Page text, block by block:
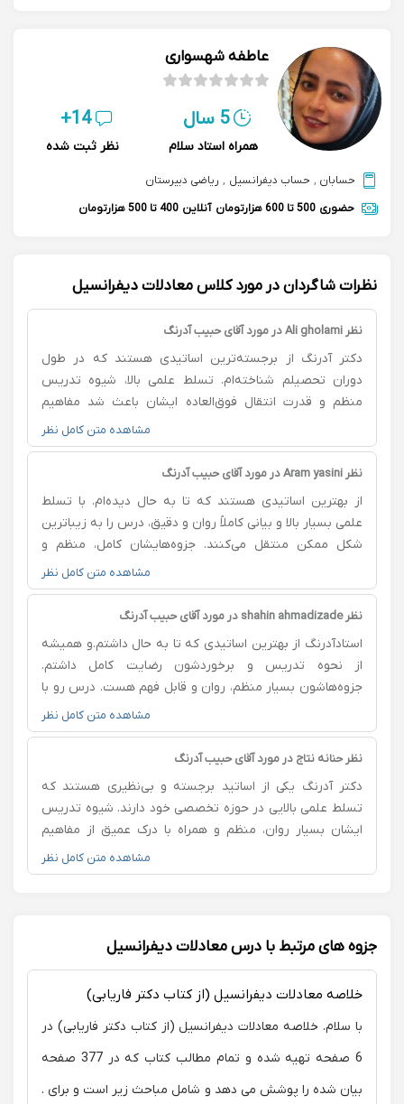
عاطفه شهسواری
5 سال
همراه استاد سلام
14+
نظر ثبت شده
حسابان , حساب دیفرانسیل , ریاضی دبیرستان
حضوری 500 تا 600 هزارتومان آنلاین 400 تا 500 هزارتومان
نظرات شاگردان در مورد کلاس معادلات دیفرانسیل
نظر Ali gholami در مورد آقای حبیب آدرنگ
دکتر آدرنگ از برجسته‌ترین اساتیدی هستند که در طول
دوران تحصیلم شناخته‌ام. تسلط علمی بالا، شیوه تدریس
منظم و قدرت انتقال فوق‌العاده ایشان باعث شد مفاهیم
درسی را به‌طور عمیق یاد بگیرم و بتوانم در آزمون کارشناسی
ارشد با رتبه بسیار خوبی قبول شوم. بیان روان، دقت در
جزئیات و پاسخ‌گویی صبورانه به سوالات دانشجویان، از
ایشان نسبت به دانشجویان باعث می‌شود کلاس‌هایشان هم
مفید و هم الهام‌بخش باشد. بدون شک، حضور در کلاس‌های
ایشان برای هر دانشجو فرصتی ارزشمند است.
مشاهده متن کامل نظر
نظر Aram yasini در مورد آقای حبیب آدرنگ
از بهترین اساتیدی هستند که تا به حال دیده‌ام. با تسلط
علمی بسیار بالا و بیانی کاملاً روان و دقیق، درس را به زیباترین
شکل ممکن منتقل می‌کنند. جزوه‌هایشان کامل، منظم و
پرمحتواست و هیچ نکته‌ای از قلم نمی‌افتد. ایشان همیشه با
آرامش و احترام به همه‌ی سوالات دانشجویان پاسخ می‌دهند
و حتی پیچیده‌ترین مفاهیم را ساده و قابل درک توضیح
کلاس‌هایشان لذت برده‌ام. به‌جرأت می‌توانم بگویم یکی از
استادان نمونه، بااخلاق و بسیار مسلط کشور هستند.
مشاهده متن کامل نظر
نظر shahin ahmadizade در مورد آقای حبیب آدرنگ
استادآدرنگ از بهترین اساتیدی که تا به حال داشتم.و همیشه
از نحوه تدریس و برخوردشون رضایت کامل داشتم.
جزوه‌هاشون بسیار منظم، روان و قابل فهم هست. درس رو با
بیانی ساده و دقیق منتقل می‌کنن و به همه سوال‌ها با
حوصله و دقت پاسخ می‌دن. اخلاق حرفه‌ای، صبر و تسلط
علمی بالای ایشون مثال‌زدنیه. بدون تردید به همه توصیه
مشاهده متن کامل نظر
نظر حنانه نتاج در مورد آقای حبیب آدرنگ
دکتر آدرنگ یکی از اساتید برجسته و بی‌نظیری هستند که
تسلط علمی بالایی در حوزه تخصصی خود دارند. شیوه تدریس
ایشان بسیار روان، منظم و همراه با درک عمیق از مفاهیم
است. مطالب پیچیده را با زبانی ساده و قابل فهم بیان می‌کنند
و با مثال‌های دقیق، یادگیری را برای دانشجویان جذاب و
دقت، و روحیه‌ی علمی والای ایشان بهره‌مند شده‌ام. اخلاق
حرفه‌ای، دلسوزی، و حمایت از دانشجویان در مسیر علمی از
ایشان تجربه‌ای الهام‌بخش و ارزشمند است.
مشاهده متن کامل نظر
جزوه های مرتبط با درس معادلات دیفرانسیل
خلاصه معادلات دیفرانسیل (از کتاب دکتر فاریابی)
با سلام. خلاصه معادلات دیفرانسیل (از کتاب دکتر فاریابی) در
6 صفحه تهیه شده و تمام مطالب کتاب که در 377 صفحه
بیان شده را پوشش می دهد و شامل مباحث زیر است و برای .